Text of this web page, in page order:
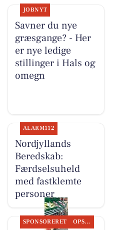
JOBNYT
Savner du nye
græsgange? - Her
er nye ledige
stillinger i Hals og
omegn
ALARM112
Nordjyllands
Beredskab:
Færdselsuheld
med fastklemte
personer
SPONSORERET OPSLAGSTAVLEN